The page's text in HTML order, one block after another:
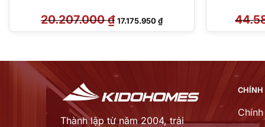
20.207.000₫ Giá
gốc
là:
17.175.950₫Giá
hiện
tại
Thành lập từ năm 2004, trải
CHÍNH